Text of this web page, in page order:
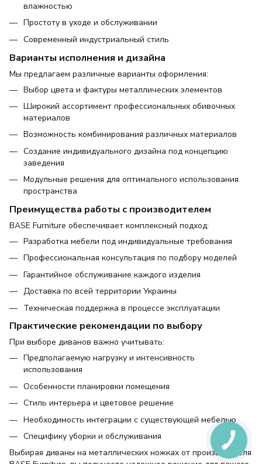
влажностью
Простоту в уходе и обслуживании
Современный индустриальный стиль
Варианты исполнения и дизайна
Мы предлагаем различные варианты оформления:
Выбор цвета и фактуры металлических элементов
Широкий ассортимент профессиональных обивочных
материалов
Возможность комбинирования различных материалов
Создание индивидуального дизайна под концепцию
заведения
Модульные решения для оптимального использования
пространства
Преимущества работы с производителем
BASE Furniture обеспечивает комплексный подход:
Разработка мебели под индивидуальные требования
Профессиональная консультация по подбору моделей
Гарантийное обслуживание каждого изделия
Доставка по всей территории Украины
Техническая поддержка в процессе эксплуатации
Практические рекомендации по выбору
При выборе диванов важно учитывать:
Предполагаемую нагрузку и интенсивность
использования
Особенности планировки помещения
Стиль интерьера и цветовое решение
Необходимость интеграции с существующей мебелью
Специфику уборки и обслуживания
Выбирая диваны на металлических ножках от производителя